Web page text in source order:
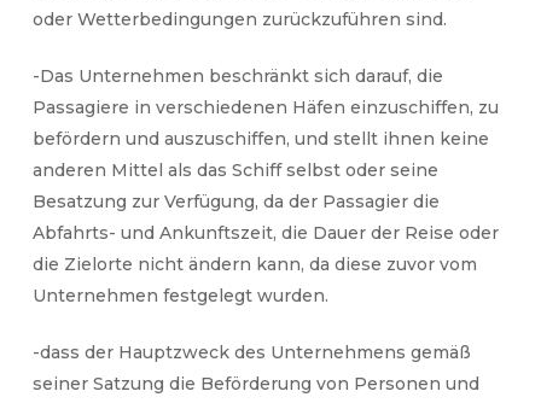
oder Wetterbedingungen zurückzuführen sind.
-Das Unternehmen beschränkt sich darauf, die
Passagiere in verschiedenen Häfen einzuschiffen, zu
befördern und auszuschiffen, und stellt ihnen keine
anderen Mittel als das Schiff selbst oder seine
Besatzung zur Verfügung, da der Passagier die
Abfahrts- und Ankunftszeit, die Dauer der Reise oder
die Zielorte nicht ändern kann, da diese zuvor vom
Unternehmen festgelegt wurden.
-dass der Hauptzweck des Unternehmens gemäß
seiner Satzung die Beförderung von Personen und